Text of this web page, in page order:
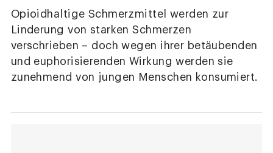
Opioidhaltige Schmerzmittel werden zur
Linderung von starken Schmerzen
verschrieben – doch wegen ihrer betäubenden
und euphorisierenden Wirkung werden sie
zunehmend von jungen Menschen konsumiert.